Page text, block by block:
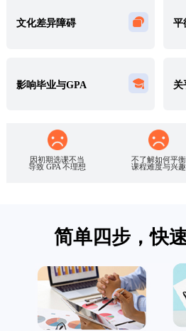
文化差异障碍 平
影响毕业与GPA 关
因初期选课不当
导致 GPA 不理想
不了解如何平衡
课程难度与兴趣
简单四步，快